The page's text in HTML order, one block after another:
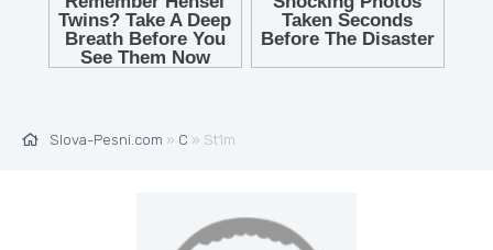
Slova-Pesni.com » С » St1m